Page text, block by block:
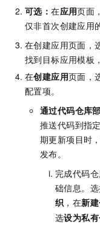
可选：在应用页面
仅非首次创建应用
在创建应用页面，
找到目标应用模板
在创建应用页面，
配置项。
通过代码仓库
推送代码到指
期更新项目时
发布。
完成代码
础信息。
织 ，在新
选设为私